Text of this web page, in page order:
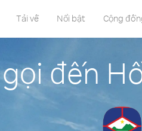
Tải về Nổi bật Cộng
đến